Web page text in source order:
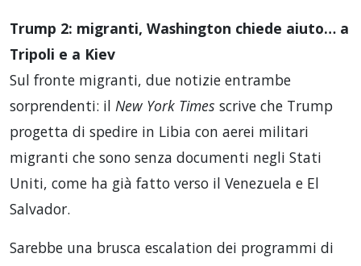
Trump 2: migranti, Washington chiede aiuto… a
Tripoli e a Kiev
Sul fronte migranti, due notizie entrambe
sorprendenti: il New York Times scrive che Trump
progetta di spedire in Libia con aerei militari
migranti che sono senza documenti negli Stati
Uniti, come ha già fatto verso il Venezuela e El
Salvador.
Sarebbe una brusca escalation dei programmi di